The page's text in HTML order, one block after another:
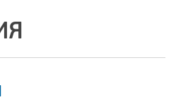
ДОСТИЖЕНИЯ